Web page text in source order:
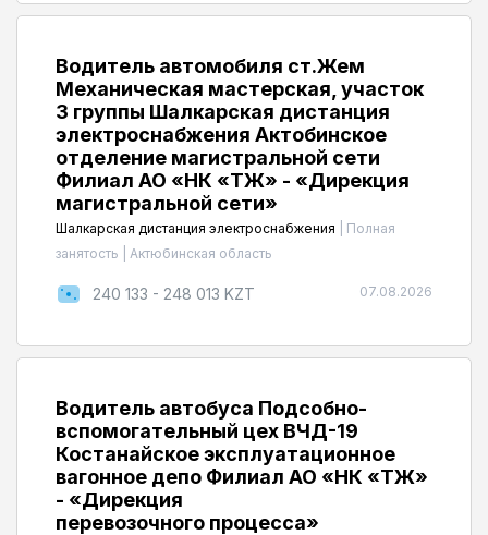
Водитель автомобиля ст.Жем
Механическая мастерская, участок
3 группы Шалкарская дистанция
электроснабжения Актобинское
отделение магистральной сети
Филиал АО «НК «ҚТЖ» - «Дирекция
магистральной сети»
Шалкарская дистанция электроснабжения
Полная
занятость
Актюбинская область
240 133 - 248 013 KZT 07.08.2026
Водитель автобуса Подсобно-
вспомогательный цех ВЧД-19
Костанайское эксплуатационное
вагонное депо Филиал АО «НК «ҚТЖ»
- «Дирекция
перевозочного процесса»